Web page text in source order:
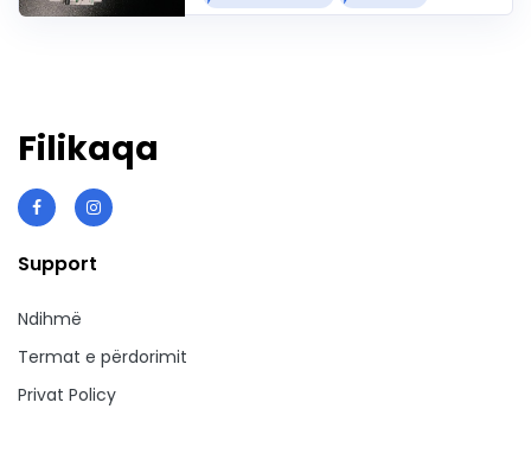
Filikaqa
Support
Ndihmë
Termat e përdorimit
Privat Policy